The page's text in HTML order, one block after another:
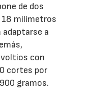
de dos
18 milímetros
a
voltios con
cortes por
gramos.